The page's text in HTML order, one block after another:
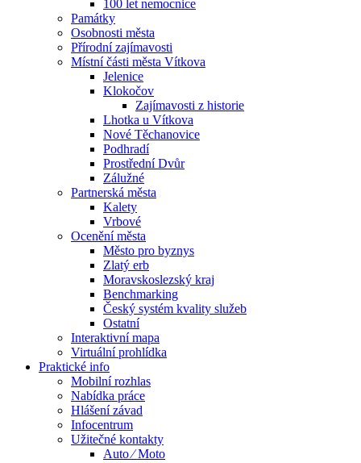
100 let nemocnice
Památky
Osobnosti města
Přírodní zajímavosti
Místní části města Vítkova
Jelenice
Klokočov
Zajímavosti z historie
Lhotka u Vítkova
Nové Těchanovice
Podhradí
Prostřední Dvůr
Zálužné
Partnerská města
Kalety
Vrbové
Ocenění města
Město pro byznys
Zlatý erb
Moravskoslezský kraj
Benchmarking
Český systém kvality služeb
Ostatní
Interaktivní mapa
Virtuální prohlídka
Praktické info
Mobilní rozhlas
Nabídka práce
Hlášení závad
Infocentrum
Užitečné kontakty
Auto ⁄ Moto